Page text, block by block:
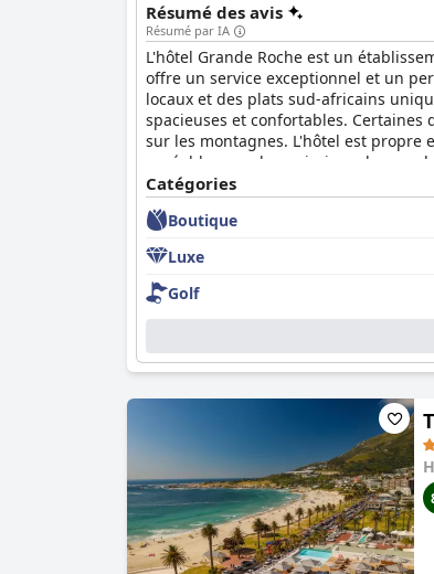
Résumé des avis
Résumé par IA
L'hôtel Grande Roche est un
offre un service exceptionnel et un
locaux et des plats sud-africains
spacieuses et confortables.
sur les montagnes. L'hôtel est propre
agréable avec deux piscines de
devenu réalité et un séjour qui vous
Catégories
Boutique
Luxe
Golf